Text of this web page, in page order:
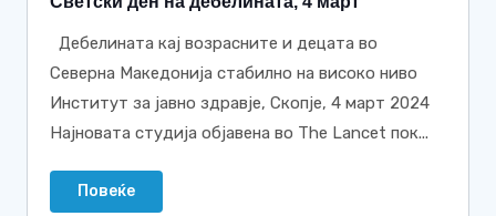
Дебелината кај возрасните и децата во
Северна Македонија стабилно на високо ниво
Институт за јавно здравје, Скопје, 4 март 2024
Најновата студија објавена во The Lancet пок...
Повеќе